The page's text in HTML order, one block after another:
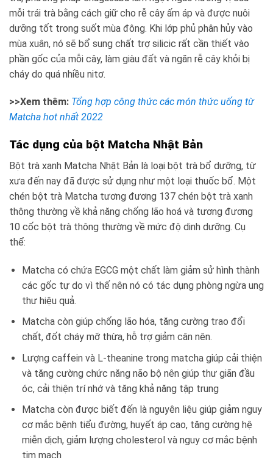
mỗi trái trà bằng cách giữ cho rễ cây ấm áp và được nuôi
dưỡng tốt trong suốt mùa đông. Khi lớp phủ phân hủy vào
mùa xuân, nó sẽ bổ sung chất trợ silicic rất cần thiết vào
phần gốc của mỗi cây, làm giàu đất và ngăn rễ cây khỏi bị
cháy do quá nhiều nitơ.
>>Xem thêm: Tổng hợp công thức các món thức uống từ
Matcha hot nhất 2022
Tác dụng của bột Matcha Nhật Bản
Bột trà xanh Matcha Nhật Bản là loại bột trà bổ dưỡng, từ
xưa đến nay đã được sử dụng như một loại thuốc bổ. Một
chén bột trà Matcha tương đương 137 chén bột trà xanh
thông thường về khả năng chống lão hoá và tương đương
10 cốc bột trà thông thường về mức độ dinh dưỡng. Cụ
thể:
Matcha có chứa EGCG một chất làm giảm sử hình thành
các gốc tự do vì thế nên nó có tác dụng phòng ngừa ung
thư hiệu quả.
Matcha còn giúp chống lão hóa, tăng cường trao đổi
chất, đốt cháy mỡ thừa, hỗ trợ giảm cân nên.
Lượng caffein và L-theanine trong matcha giúp cải thiện
và tăng cường chức năng não bộ nên giúp thư giãn đầu
óc, cải thiện trí nhớ và tăng khả năng tập trung
Matcha còn được biết đến là nguyên liệu giúp giảm nguy
cơ mắc bệnh tiểu đường, huyết áp cao, tăng cường hệ
miễn dịch, giảm lượng cholesterol và nguy cơ mắc bệnh
tim mạch